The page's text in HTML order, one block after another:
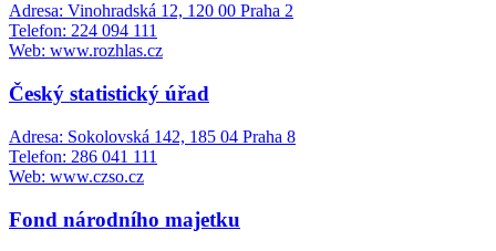
Adresa: Vinohradská 12, 120 00 Praha 2
Telefon: 224 094 111
Web: www.rozhlas.cz
Český statistický úřad
Adresa: Sokolovská 142, 185 04 Praha 8
Telefon: 286 041 111
Web: www.czso.cz
Fond národního majetku